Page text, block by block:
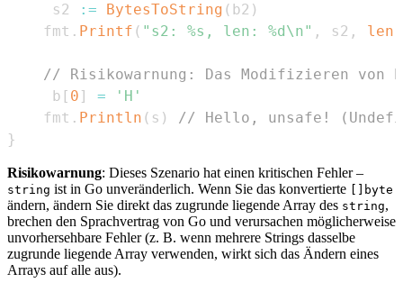
	 s2
:= BytesToString ( b2 )
	fmt
. Printf ( "s2: %s, len: %d\n" , s2 , len
// Risikowarnung: Das Modifizieren
	 b
[ 0 ] =
'H'
	fmt
. Println ( s )
// Hello, unsafe!
}
Risikowarnung: Dieses Szenario hat einen kritischen Fehler –
string ist in Go unveränderlich. Wenn Sie das konvertierte []byte
ändern, ändern Sie direkt das zugrunde liegende Array des string,
brechen den Sprachvertrag von Go und verursachen möglicherweise
unvorhersehbare Fehler (z. B. wenn mehrere Strings dasselbe
zugrunde liegende Array verwenden, wirkt sich das Ändern eines
Arrays auf alle aus).